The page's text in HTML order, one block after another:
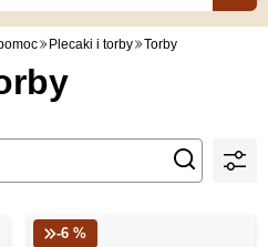
Plecaki i torby Torby
-6 %